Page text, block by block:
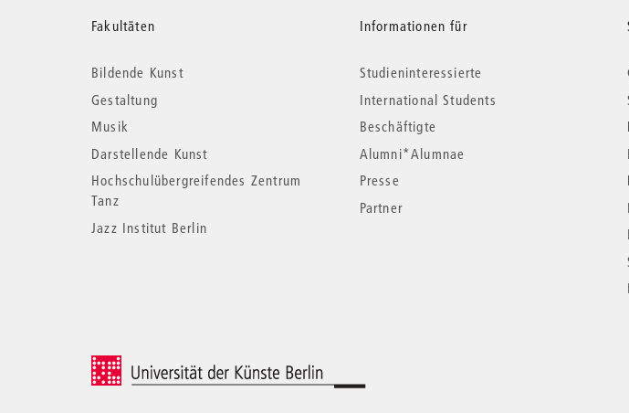
Weitere
Informationen
Fakultäten
Bildende Kunst
Gestaltung
Musik
Darstellende Kunst
Hochschulübergreifendes Zentrum
Tanz
Jazz Institut Berlin
Informationen für
Studieninteressierte
International Students
Beschäftigte
Alumni*Alumnae
Presse
Partner
© 2026 Universität der Künste Berlin